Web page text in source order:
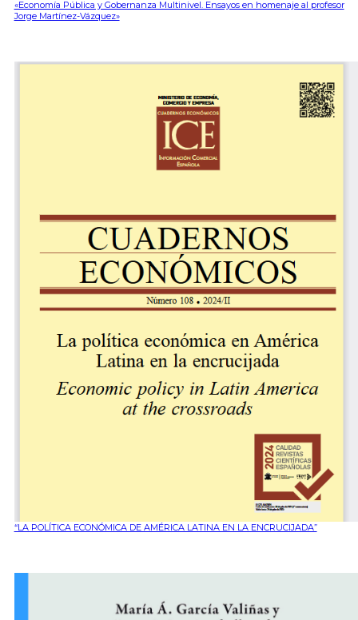
«Economía Pública y Gobernanza Multinivel. Ensayos en homenaje al profesor
Jorge Martínez-Vázquez»
“LA POLÍTICA ECONÓMICA DE AMÉRICA LATINA EN LA ENCRUCIJADA”